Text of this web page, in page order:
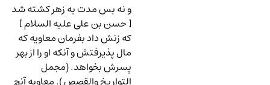
و نه بس مدت به زهر کشته شد
[ حسن بن علی علیه السلام ]
که زنش داد بفرمان معاویه که
مال پذیرفتش و آنکه او را از بهر
پسرش بخواهد. (مجمل
التواریخ والقصص ). معاویه آنچ